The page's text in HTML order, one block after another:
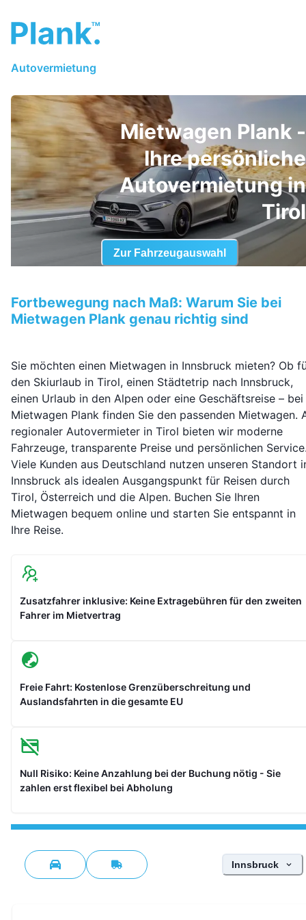
Autovermietung
Mietwagen Plank -
Ihre persönliche
Autovermietung in
Tirol
Zur Fahrzeugauswahl
Fortbewegung nach Maß: Warum Sie bei
Mietwagen Plank genau richtig sind
Sie möchten einen Mietwagen in Innsbruck mieten? Ob
den Skiurlaub in Tirol, einen Städtetrip nach Innsbruck,
einen Urlaub in den Alpen oder eine Geschäftsreise – bei
Mietwagen Plank finden Sie den passenden Mietwagen.
regionaler Autovermieter in Tirol bieten wir moderne
Fahrzeuge, transparente Preise und persönlichen
Viele Kunden aus Deutschland nutzen unseren Standort
Innsbruck als idealen Ausgangspunkt für Reisen durch
Tirol, Österreich und die Alpen. Buchen Sie Ihren
Mietwagen bequem online und starten Sie entspannt in
Ihre Reise.
Zusatzfahrer inklusive: Keine Extragebühren für den zweiten
Fahrer im Mietvertrag
Freie Fahrt: Kostenlose Grenzüberschreitung und
Auslandsfahrten in die gesamte EU
Null Risiko: Keine Anzahlung bei der Buchung nötig - Sie
zahlen erst flexibel bei Abholung
Standort wählen
Innsbruck